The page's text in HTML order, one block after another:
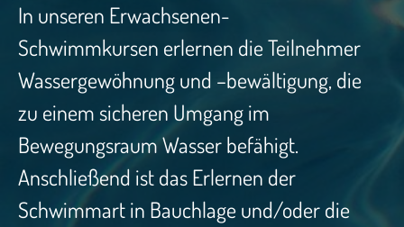
In unseren Erwachsenen-
Schwimmkursen erlernen die Teilnehmer
Wassergewöhnung und –bewältigung, die
zu einem sicheren Umgang im
Bewegungsraum Wasser befähigt.
Anschließend ist das Erlernen der
Schwimmart in Bauchlage und/oder die